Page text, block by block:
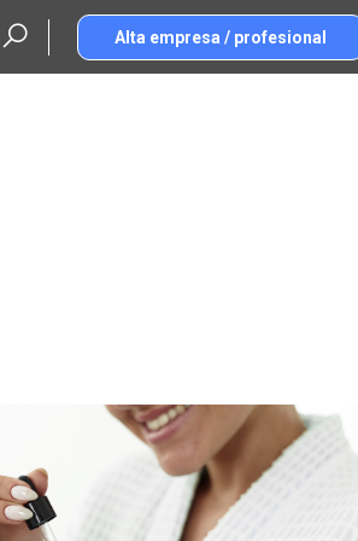
Alta empresa / profesional